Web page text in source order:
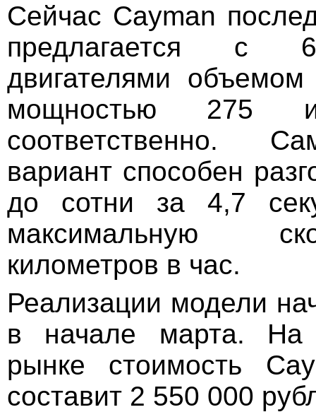
Сейчас Cayman
предлагается с 6-
двигателями
мощностью
соответственно.
вариант способен
до сотни за 4,7
максимальную
километров в час.
Реализации модели
в начале марта. На
рынке стоимость
составит 2 550 000